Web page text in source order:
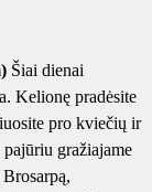
Šiai dienai
Kelionę pradėsite
pro kviečių ir
gražiajame